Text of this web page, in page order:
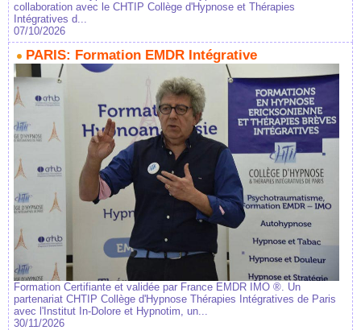
collaboration avec le CHTIP Collège d'Hypnose et Thérapies
Intégratives d...
07/10/2026
PARIS: Formation EMDR Intégrative
Formation Certifiante et validée par France EMDR IMO ®. Un
partenariat CHTIP Collège d'Hypnose Thérapies Intégratives de Paris
avec l'Institut In-Dolore et Hypnotim, un...
30/11/2026